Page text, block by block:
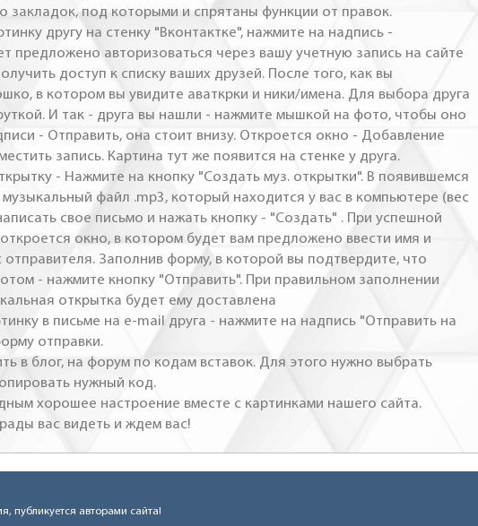
закладок, под которыми и спрятаны функции от правок.
другу на стенку "Вконтактке", нажмите на надпись -
предложено авторизоваться через вашу учетную запись на сайте
доступ к списку ваших друзей. После того, как вы
в котором вы увидите аваткрки и ники/имена. Для выбора друга
И так - друга вы нашли - нажмите мышкой на фото, чтобы оно
- Отправить, она стоит внизу. Откроется окно - Добавление
запись. Картина тут же появится на стенке у друга.
- Нажмите на кнопку "Создать муз. открытки". В появившемся
файл .mp3, который находится у вас в компьютере (вес
свое письмо и нажать кнопку - "Создать" . При успешной
окно, в котором будет вам предложено ввести имя и
Заполнив форму, в которой вы подтвердите, что
- нажмите кнопку "Отправить". При правильном заполнении
открытка будет ему доставлена
в письме на e-mail друга - нажмите на надпись "Отправить на
отправки.
в блог, на форум по кодам вставок. Для этого нужно выбрать
нужный код.
хорошее настроение вместе с картинками нашего сайта.
вас видеть и ждем вас!
публикуется авторами сайта!